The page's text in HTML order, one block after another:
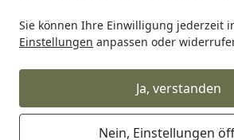
Sie können Ihre Einwilligung jederzeit
Einstellungen anpassen oder
Ja, verstanden
Nein, Einstellungen
Startseite
Alles für den Garten Gartenhaus
Skan Holz Gartenhaus